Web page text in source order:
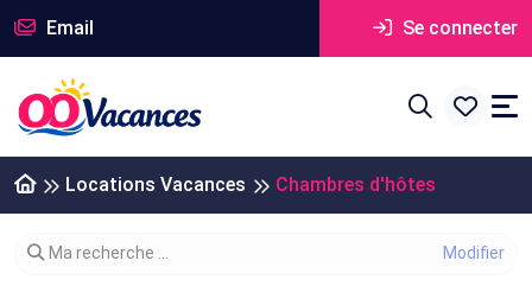
Email Se connecter
Locations Vacances Chambres d'hôtes
Modifier votre recherche
Ma recherche ...